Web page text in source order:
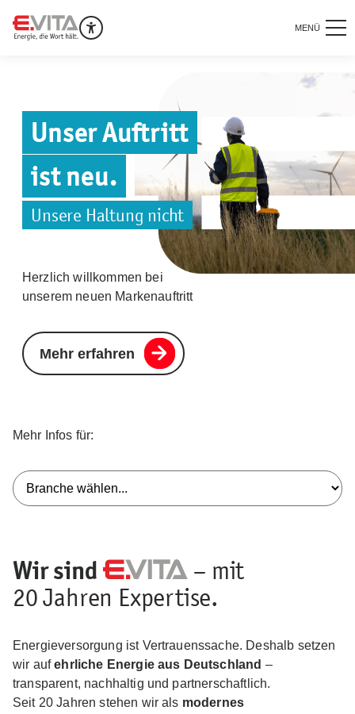
MENÜ
Unser Auftritt
ist neu.
Unsere Haltung nicht
Herzlich willkommen bei
unserem neuen Markenauftritt
Mehr erfahren
Mehr Infos für:
Wir sind
– mit
20 Jahren Expertise.
Energieversorgung ist Vertrauenssache. Deshalb setzen
wir aufehrliche Energie aus Deutschland –
transparent, nachhaltig und partnerschaftlich.
Seit 20 Jahren stehen wir als modernes